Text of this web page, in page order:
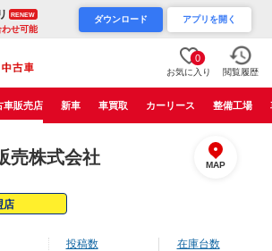
RENEW
わせ可能
ダウンロード アプリを開く
0
お気に入り 閲覧履歴
車販売店 新車 車買取 カーリース 整備工場
売株式会社 MAP
店
投稿数 在庫台数